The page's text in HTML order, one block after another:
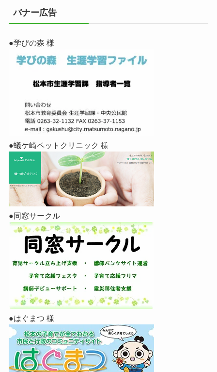
バナー広告
●学びの森 様
●蟻ケ崎ペットクリニック 様
●同窓サークル
●はぐまつ 様